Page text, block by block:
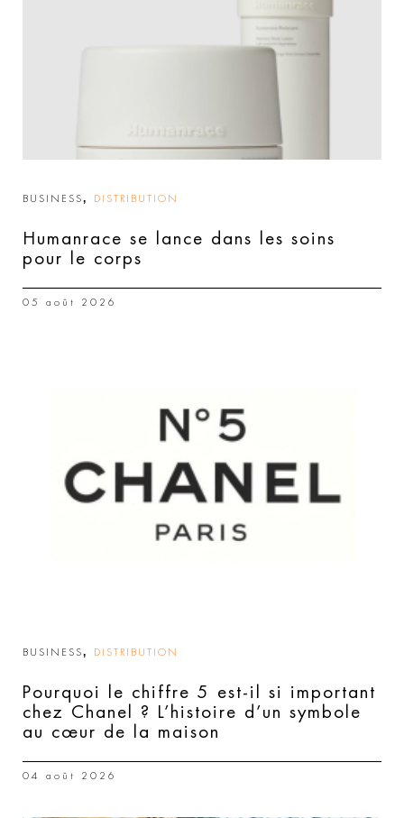
BUSINESS, DISTRIBUTION
Humanrace se lance dans les soins
pour le corps
05 août 2026
BUSINESS, DISTRIBUTION
Pourquoi le chiffre 5 est-il si important
chez Chanel ? L’histoire d’un symbole
au cœur de la maison
04 août 2026